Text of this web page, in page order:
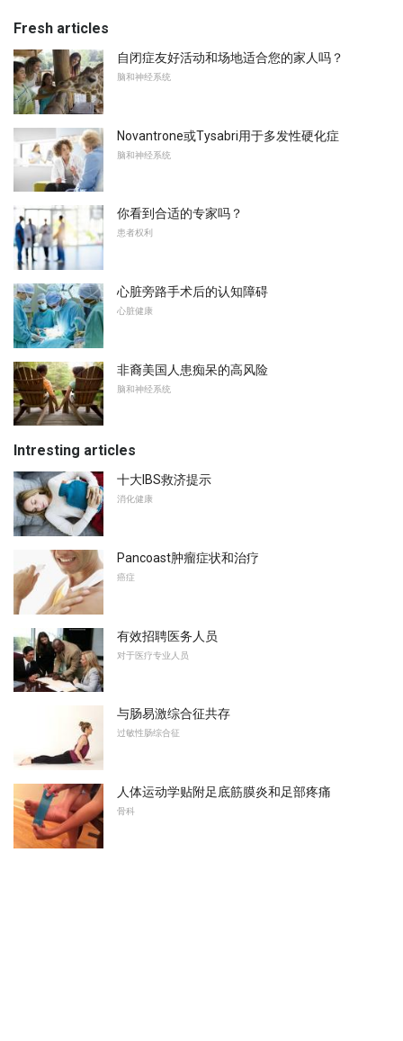
Fresh articles
自闭症友好活动和场地适合您的家人吗？
脑和神经系统
Novantrone或Tysabri用于多发性硬化症
脑和神经系统
你看到合适的专家吗？
患者权利
心脏旁路手术后的认知障碍
心脏健康
非裔美国人患痴呆的高风险
脑和神经系统
Intresting articles
十大IBS救济提示
消化健康
Pancoast肿瘤症状和治疗
癌症
有效招聘医务人员
对于医疗专业人员
与肠易激综合征共存
过敏性肠综合征
人体运动学贴附足底筋膜炎和足部疼痛
骨科